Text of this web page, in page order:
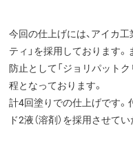
今回の仕上げには、アイカ
ティ」を採用しております
防止として「ジョリパット
程となっております。
計4回塗りでの仕上げです
ド2液（溶剤）を採用させてい